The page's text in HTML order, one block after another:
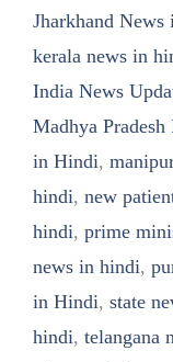
Jharkhand
kerala news in
India News
Madhya
in Hindi,
hindi, new
hindi, prime
news in hindi,
in Hindi, state
hindi, telangana